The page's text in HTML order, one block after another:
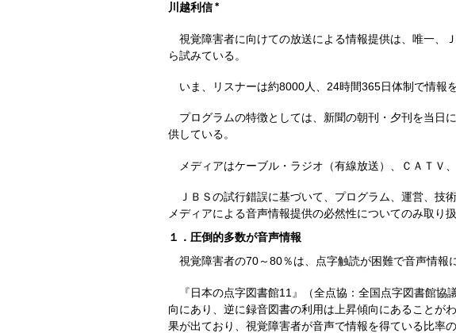
川越利信＊
視覚障害者に向けての放送による情報提供は、唯一、
ら試みている。
いま、リスナーは約8000人、24時間365日体制で情報を
プログラムの特徴としては、新聞の朝刊・夕刊を当日
供している。
メディアはケーブル・ラジオ（有線放送）、ＣＡＴＶ、
ＪＢＳの試行錯誤に基づいて、プログラム、運営、技
メディアによる音声情報提供の必然性についてのみ取り扱
１．圧倒的多数が音声情報
視覚障害者の70～80％は、点字触読が困難で音声情報
『日本の点字図書館11』（全点協：全国点字図書館協
向にあり、逆に録音図書の利用は上昇傾向にあることが
果が出ており、視覚障害者が音声で情報を得ている比率の